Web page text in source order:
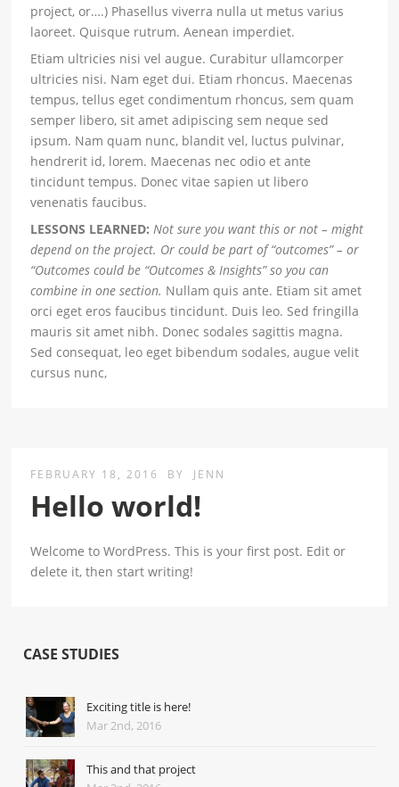
project, or….) Phasellus viverra nulla ut metus varius
laoreet. Quisque rutrum. Aenean imperdiet.
Etiam ultricies nisi vel augue. Curabitur ullamcorper
ultricies nisi. Nam eget dui. Etiam rhoncus. Maecenas
tempus, tellus eget condimentum rhoncus, sem quam
semper libero, sit amet adipiscing sem neque sed
ipsum. Nam quam nunc, blandit vel, luctus pulvinar,
hendrerit id, lorem. Maecenas nec odio et ante
tincidunt tempus. Donec vitae sapien ut libero
venenatis faucibus.
LESSONS LEARNED: Not sure you want this or not – might
depend on the project. Or could be part of “outcomes” – or
“Outcomes could be “Outcomes & Insights” so you can
combine in one section. Nullam quis ante. Etiam sit amet
orci eget eros faucibus tincidunt. Duis leo. Sed fringilla
mauris sit amet nibh. Donec sodales sagittis magna.
Sed consequat, leo eget bibendum sodales, augue velit
cursus nunc,
FEBRUARY 18, 2016 BY JENN
Hello world!
Welcome to WordPress. This is your first post. Edit or
delete it, then start writing!
CASE STUDIES
Exciting title is here!
Mar 2nd, 2016
This and that project